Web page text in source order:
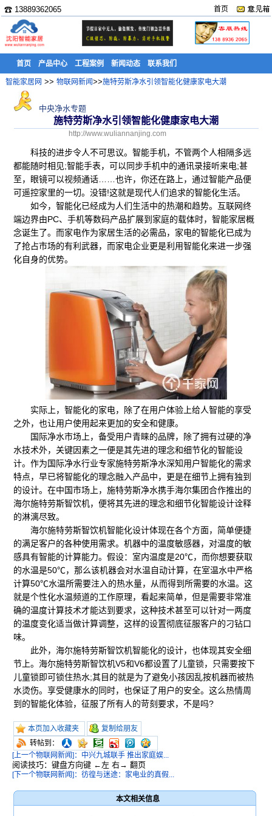
☎ 13889362065 首页
首页 产品中心 工程案例 新闻动态 联系我们
智能家居网 >> 物联网新闻>>施特劳斯净水引领智能化健康家电大潮
中央净水专题
施特劳斯净水引领智能化健康家电大潮
http://www.wuliannanjing.com
科技的进步令人不可思议。智能手机，不管两个人相隔多远
都能随时相见;智能手表，可以同步手机中的通讯录接听来电;甚
至，眼镜可以视频通话……也许，你还在路上，通过智能产品便
可遥控家里的一切。没错!这就是现代人们追求的智能化生活。
如今，智能化已经成为人们生活中的热潮和趋势。互联网终
端边界由PC、手机等数码产品扩展到家庭的载体时，智能家居概
念诞生了。而家电作为家居生活的必需品，家电的智能化已成为
了抢占市场的有利武器，而家电企业更是利用智能化来进一步强
化自身的优势。
实际上，智能化的家电，除了在用户体验上给人智能的享受
之外，也让用户使用起来更加的安全和健康。
国际净水市场上，备受用户青睐的品牌，除了拥有过硬的净
水技术外，关键因素之一便是其先进的理念和细节化的智能设
计。作为国际净水行业专家施特劳斯净水深知用户智能化的需求
特点，早已将智能化的理念融入产品中，更是在细节上拥有独到
的设计。在中国市场上，施特劳斯净水携手海尔集团合作推出的
海尔施特劳斯智饮机，便将其先进的理念和细节化智能设计诠释
的淋漓尽致。
海尔施特劳斯智饮机智能化设计体现在各个方面，简单便捷
的满足客户的各种使用需求。机器中的温度敏感器，对温度的敏
感具有智能的计算能力。假设：室内温度是20℃，而你想要获取
的水温是50℃，那么该机器会对水温自动计算，在室温水中严格
计算50℃水温所需要注入的热水量，从而得到所需要的水温。这
就是个性化水温频道的工作原理，看起来简单，但是需要非常准
确的温度计算技术才能达到要求，这种技术甚至可以针对一两度
的温度变化适当做计算调整，这样的设置彻底征服客户的刁钻口
味。
此外，海尔施特劳斯智饮机智能化的设计，也体现其安全细
节上。海尔施特劳斯智饮机V5和V6都设置了儿童锁，只需要按下
儿童锁即可锁住热水;其目的就是为了避免小孩因乱按机器而被热
水烫伤。享受健康水的同时，也保证了用户的安全。这么热情周
到的智能化体验，征服了所有人的苛刻要求，不是吗?
本页加入收藏夹
复制给朋友
转帖到：
[上一个物联网新闻]：中兴九城联手 推出家庭娱...
阅读技巧：键盘方向键 ←左 右→ 翻页
[下一个物联网新闻]：彷徨与迷途：家电业的真假...
本文相关信息